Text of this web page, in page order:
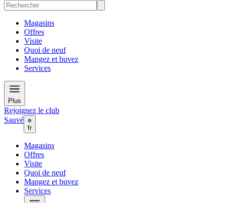
Magasins
Offres
Visite
Quoi de neuf
Mangez et buvez
Services
Plus
Rejoignez le club
Sauvé
fr
Magasins
Offres
Visite
Quoi de neuf
Mangez et buvez
Services